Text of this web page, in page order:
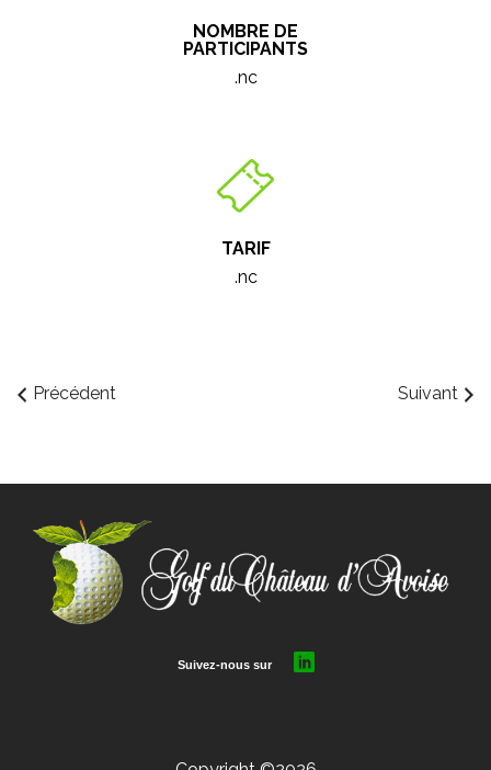
NOMBRE DE
PARTICIPANTS
.nc
TARIF
.nc
Précédent Suivant